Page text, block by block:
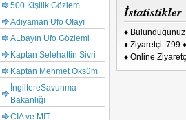
500 Kişilik Gözlem
Adıyaman Ufo OIayı
ALbayın Ufo Gözlemi
Kaptan Selehattin Sivri
Kaptan Mehmet Öksüm
İngiltereSavunma
Bakanlığı
CIA ve MİT
İstatistikler
♦
♦ Ziyaretçi: 799
♦ Online